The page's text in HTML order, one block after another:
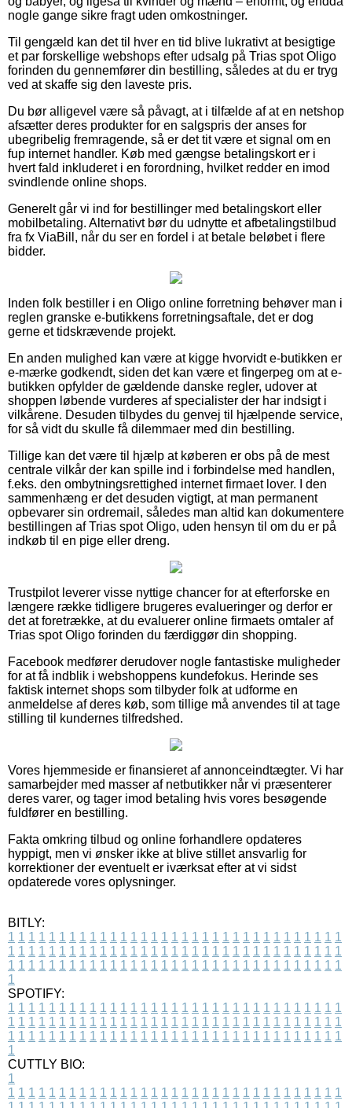
nogle gange sikre fragt uden omkostninger.
Til gengæld kan det til hver en tid blive lukrativt at besigtige
et par forskellige webshops efter udsalg på Trias spot Oligo
forinden du gennemfører din bestilling, således at du er tryg
ved at skaffe sig den laveste pris.
Du bør alligevel være så påvagt, at i tilfælde af at en netshop
afsætter deres produkter for en salgspris der anses for
ubegribelig fremragende, så er det tit være et signal om en
fup internet handler. Køb med gængse betalingskort er i
hvert fald inkluderet i en forordning, hvilket redder en imod
svindlende online shops.
Generelt går vi ind for bestillinger med betalingskort eller
mobilbetaling. Alternativt bør du udnytte et afbetalingstilbud
fra fx ViaBill, når du ser en fordel i at betale beløbet i flere
bidder.
Inden folk bestiller i en Oligo online forretning behøver man i
reglen granske e-butikkens forretningsaftale, det er dog
gerne et tidskrævende projekt.
En anden mulighed kan være at kigge hvorvidt e-butikken er
e-mærke godkendt, siden det kan være et fingerpeg om at e-
butikken opfylder de gældende danske regler, udover at
shoppen løbende vurderes af specialister der har indsigt i
vilkårene. Desuden tilbydes du genvej til hjælpende service,
for så vidt du skulle få dilemmaer med din bestilling.
Tillige kan det være til hjælp at køberen er obs på de mest
centrale vilkår der kan spille ind i forbindelse med handlen,
f.eks. den ombytningsrettighed internet firmaet lover. I den
sammenhæng er det desuden vigtigt, at man permanent
opbevarer sin ordremail, således man altid kan dokumentere
bestillingen af Trias spot Oligo, uden hensyn til om du er på
indkøb til en pige eller dreng.
Trustpilot leverer visse nyttige chancer for at efterforske en
længere række tidligere brugeres evalueringer og derfor er
det at foretrække, at du evaluerer online firmaets omtaler af
Trias spot Oligo forinden du færdiggør din shopping.
Facebook medfører derudover nogle fantastiske muligheder
for at få indblik i webshoppens kundefokus. Herinde ses
faktisk internet shops som tilbyder folk at udforme en
anmeldelse af deres køb, som tillige må anvendes til at tage
stilling til kundernes tilfredshed.
Vores hjemmeside er finansieret af annonceindtægter. Vi har
samarbejder med masser af netbutikker når vi præsenterer
deres varer, og tager imod betaling hvis vores besøgende
fuldfører en bestilling.
Fakta omkring tilbud og online forhandlere opdateres
hyppigt, men vi ønsker ikke at blive stillet ansvarlig for
korrektioner der eventuelt er iværksat efter at vi sidst
opdaterede vores oplysninger.
BITLY:
1 1 1 1 1 1 1 1 1 1 1 1 1 1 1 1 1 1 1 1 1 1 1 1 1 1 1 1 1 1 1 1 1
1 1 1 1 1 1 1 1 1 1 1 1 1 1 1 1 1 1 1 1 1 1 1 1 1 1 1 1 1 1 1 1 1
1 1 1 1 1 1 1 1 1 1 1 1 1 1 1 1 1 1 1 1 1 1 1 1 1 1 1 1 1 1 1 1 1
1
SPOTIFY:
1 1 1 1 1 1 1 1 1 1 1 1 1 1 1 1 1 1 1 1 1 1 1 1 1 1 1 1 1 1 1 1 1
1 1 1 1 1 1 1 1 1 1 1 1 1 1 1 1 1 1 1 1 1 1 1 1 1 1 1 1 1 1 1 1 1
1 1 1 1 1 1 1 1 1 1 1 1 1 1 1 1 1 1 1 1 1 1 1 1 1 1 1 1 1 1 1 1 1
1
CUTTLY BIO:
1
1 1 1 1 1 1 1 1 1 1 1 1 1 1 1 1 1 1 1 1 1 1 1 1 1 1 1 1 1 1 1 1 1